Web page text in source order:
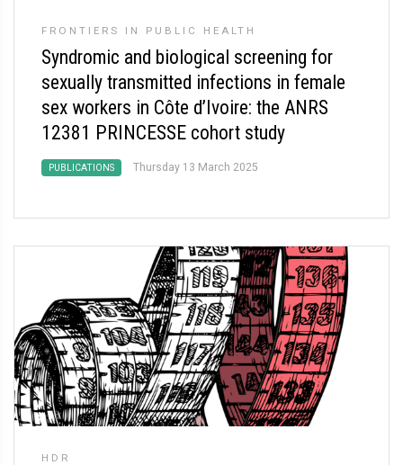
FRONTIERS IN PUBLIC HEALTH
Syndromic and biological screening for
sexually transmitted infections in female
sex workers in Côte d’Ivoire: the ANRS
12381 PRINCESSE cohort study
PUBLICATIONS Thursday 13 March 2025
HDR